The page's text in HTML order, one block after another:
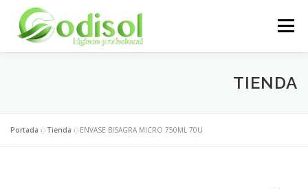
contenido
Menú
ÁREA CLIENTES CONTACTO
TIENDA
Portada »Tienda »ENVASE BISAGRA MICRO 750ML 70U